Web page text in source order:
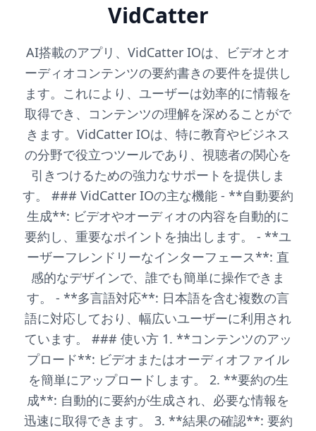
VidCatter
AI搭載のアプリ、VidCatter IOは、ビデオとオ
ーディオコンテンツの要約書きの要件を提供し
ます。これにより、ユーザーは効率的に情報を
取得でき、コンテンツの理解を深めることがで
きます。VidCatter IOは、特に教育やビジネス
の分野で役立つツールであり、視聴者の関心を
引きつけるための強力なサポートを提供しま
す。 ### VidCatter IOの主な機能 - **自動要約
生成**: ビデオやオーディオの内容を自動的に
要約し、重要なポイントを抽出します。 - **ユ
ーザーフレンドリーなインターフェース**: 直
感的なデザインで、誰でも簡単に操作できま
す。 - **多言語対応**: 日本語を含む複数の言
語に対応しており、幅広いユーザーに利用され
ています。 ### 使い方 1. **コンテンツのアッ
プロード**: ビデオまたはオーディオファイル
を簡単にアップロードします。 2. **要約の生
成**: 自動的に要約が生成され、必要な情報を
迅速に取得できます。 3. **結果の確認**: 要約